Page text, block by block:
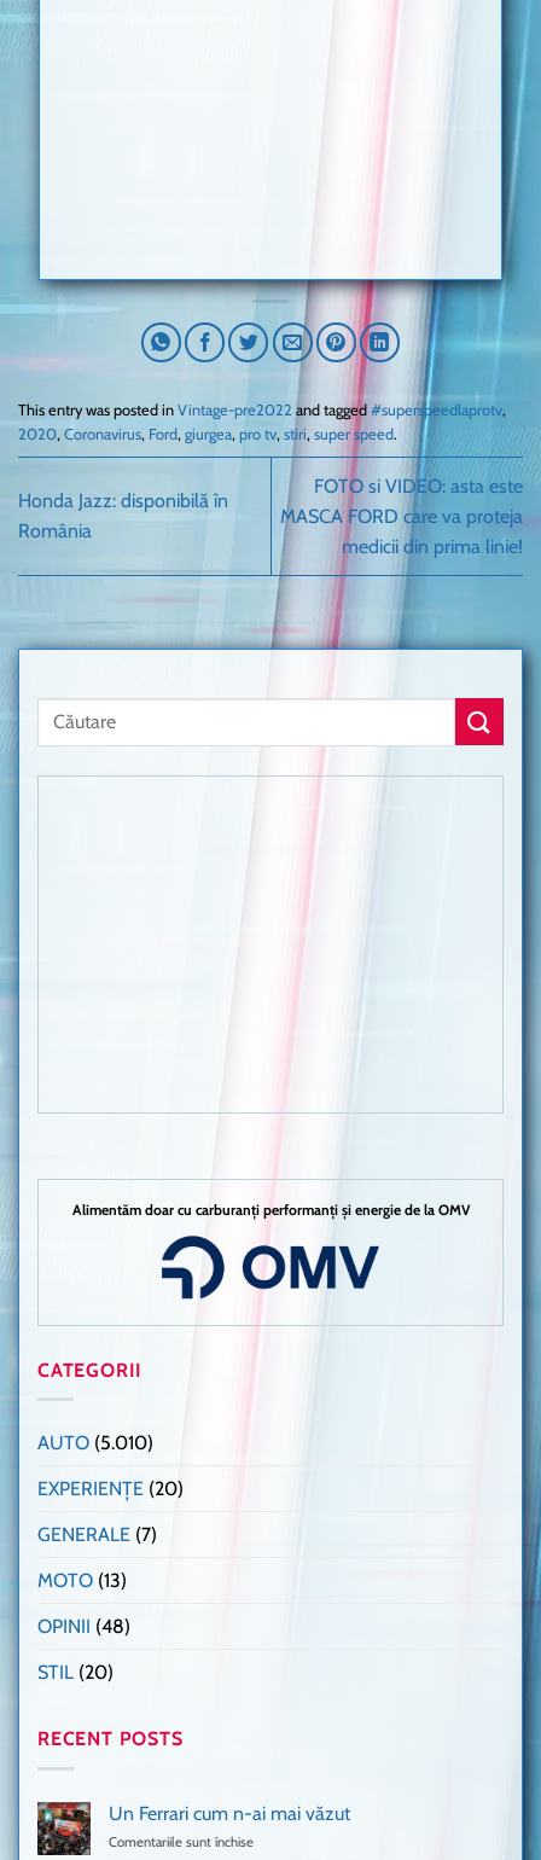
This entry was posted in Vintage-pre2022 and tagged #superspeedlaprotv,
2020, Coronavirus, Ford, giurgea, pro tv, stiri, super speed.
Honda Jazz: disponibilă în
România
FOTO si VIDEO: asta este
MASCA FORD care va proteja
medicii din prima linie!
Alimentăm doar cu carburanți performanți și energie de la OMV
CATEGORII
AUTO (5.010)
EXPERIENȚE (20)
GENERALE (7)
MOTO (13)
OPINII (48)
STIL (20)
RECENT POSTS
Un Ferrari cum n-ai mai văzut
Comentariile sunt închise